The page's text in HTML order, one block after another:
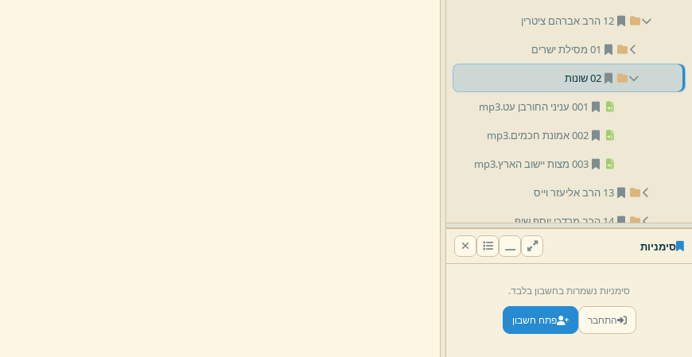
12 הרב אברהם ציטרין
01 מסילת ישרים
02 שונות
001 עניני החורבן עט.
mp3
002 אמונת חכמים.
mp3
003 מצות יישוב הארץ.
mp3
13 הרב אליעזר וייס
14 הרב מרדכי יוסף שיף
19 הרב יקותיאל זילברמן
20 הרב ישראל זילברמן
סימניות
סימניות נשמרות בחשבון בלבד.
התחבר פתח חשבון